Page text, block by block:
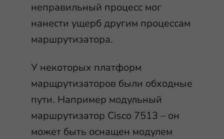
неправильный процесс мог
нанести ущерб другим процессам
маршрутизатора.
У некоторых платформ
марщрутизаторов были обходные
пути. Например модульный
маршрутизатор Cisco 7513 – он
может быть оснащен модулем